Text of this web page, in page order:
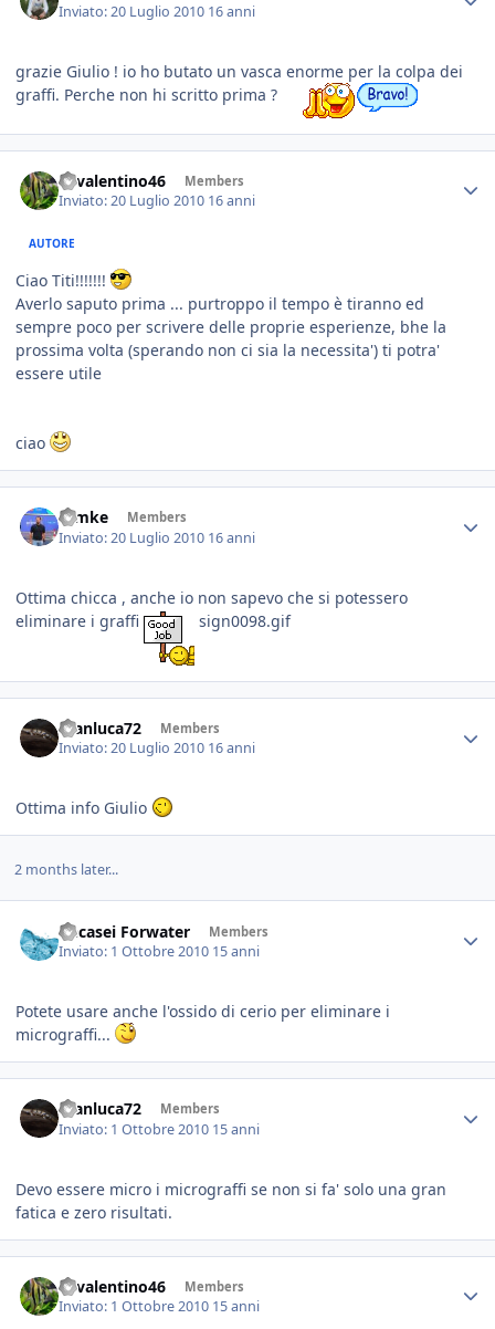
Inviato:20 Luglio 2010 16 anni
grazie Giulio ! io ho butato un vasca enorme per la colpa dei
graffi. Perche non hi scritto prima ?
46valentino46 Members
Inviato:20 Luglio 2010 16 anni
AUTORE
Ciao Titi!!!!!!!
Averlo saputo prima ... purtroppo il tempo è tiranno ed
sempre poco per scrivere delle proprie esperienze, bhe la
prossima volta (sperando non ci sia la necessita') ti potra'
essere utile
ciao
ramke Members
Inviato:20 Luglio 2010 16 anni
Ottima chicca , anche io non sapevo che si potessero
eliminare i graffi
sign0098.gif
Gianluca72 Members
Inviato:20 Luglio 2010 16 anni
Ottima info Giulio
2 months later...
Decasei Forwater Members
Inviato: 1 Ottobre 2010 15 anni
Potete usare anche l'ossido di cerio per eliminare i
micrograffi...
Gianluca72 Members
Inviato: 1 Ottobre 2010 15 anni
Devo essere micro i micrograffi se non si fa' solo una gran
fatica e zero risultati.
46valentino46 Members
Inviato: 1 Ottobre 2010 15 anni